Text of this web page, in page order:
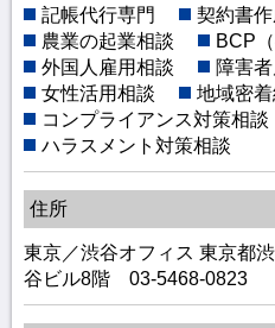
記帳代行専門
契約書
農業の起業相談
BCP
外国人雇用相談
障害
女性活用相談
地域密
コンプライアンス対策相談
ハラスメント対策相談
住所
東京／渋谷オフィス 東京都
谷ビル8階 03-5468-0823